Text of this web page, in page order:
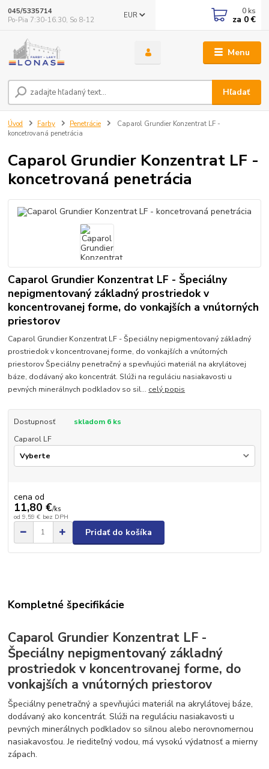
Menu
EUR
Hľadať
045/5335714
Po-Pia 7:30-16.30, So 8-12
0 ks
za 0 €
Úvod Farby Penetrácie
Caparol Grundier Konzentrat LF -
koncetrovaná penetrácia
Caparol Grundier Konzentrat LF -
koncetrovaná penetrácia
Caparol Grundier Konzentrat LF - Špeciálny
nepigmentovaný základný prostriedok v
koncentrovanej forme, do vonkajších a vnútorných
priestorov
Caparol Grundier Konzentrat LF - Špeciálny nepigmentovaný základný
prostriedok v koncentrovanej forme, do vonkajších a vnútorných
priestorov Špeciálny penetračný a spevňujúci materiál na akrylátovej
báze, dodávaný ako koncentrát. Slúži na reguláciu nasiakavosti u
pevných minerálnych podkladov so sil... celý popis
Dostupnosť
skladom 6 ks
Caparol LF
cena od
11,80 €/ks
od 9,59 € bez DPH
Pridať do košíka
Kompletné špecifikácie
Caparol Grundier Konzentrat LF -
Špeciálny nepigmentovaný základný
prostriedok v koncentrovanej forme, do
vonkajších a vnútorných priestorov
Špeciálny penetračný a spevňujúci materiál na akrylátovej báze,
dodávaný ako koncentrát. Slúži na reguláciu nasiakavosti u
pevných minerálnych podkladov so silnou alebo nerovnomernou
nasiakavosťou. Je riediteľný vodou, má vysokú výdatnosť a mierny
zápach.